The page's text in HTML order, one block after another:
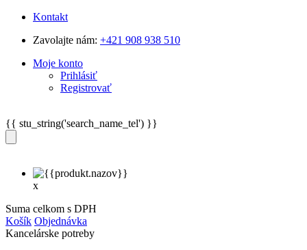
Kontakt
Zavolajte nám: +421 908 938 510
Moje konto
Prihlásiť
Registrovať
{{ stu_string('search_name_tel') }}
x
Suma celkom s DPH
Košík Objednávka
Kancelárske potreby